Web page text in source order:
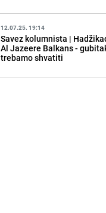
12.07.25. 19:14
Savez kolumnista |
Al Jazeere Balkans -
trebamo shvatiti